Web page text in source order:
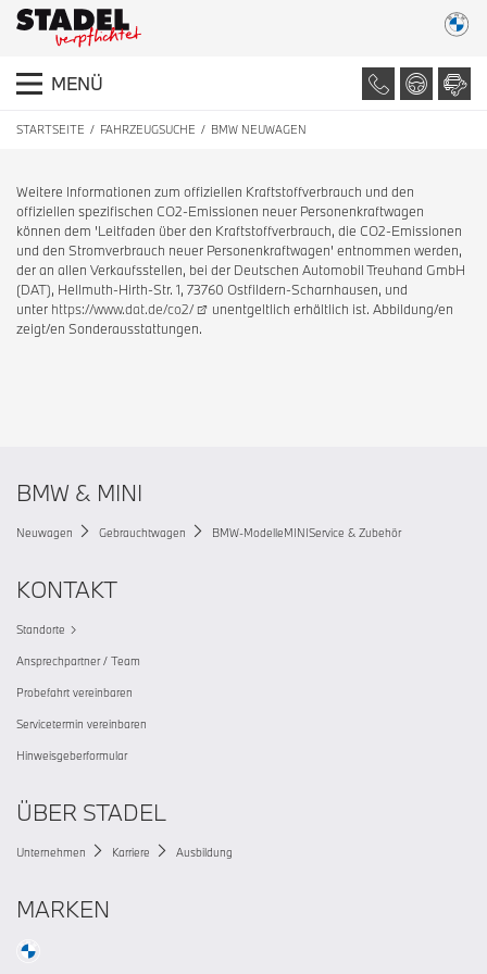
MENÜ
STARTSEITE FAHRZEUGSUCHE BMW NEUWAGEN
Weitere Informationen zum offiziellen Kraftstoffverbrauch und den
offiziellen spezifischen CO2-Emissionen neuer Personenkraftwagen
können dem 'Leitfaden über den Kraftstoffverbrauch, die CO2-Emissionen
und den Stromverbrauch neuer Personenkraftwagen' entnommen werden,
der an allen Verkaufsstellen, bei der Deutschen Automobil Treuhand GmbH
(DAT), Hellmuth-Hirth-Str. 1, 73760 Ostfildern-Scharnhausen, und
unter https://www.dat.de/co2/
unentgeltlich erhältlich ist. Abbildung/en
zeigt/en Sonderausstattungen.
BMW & MINI
Neuwagen Gebrauchtwagen BMW-ModelleMINIService & Zubehör
KONTAKT
Standorte
Ansprechpartner / Team
Probefahrt vereinbaren
Servicetermin vereinbaren
Hinweisgeberformular
ÜBER STADEL
Unternehmen Karriere Ausbildung
MARKEN